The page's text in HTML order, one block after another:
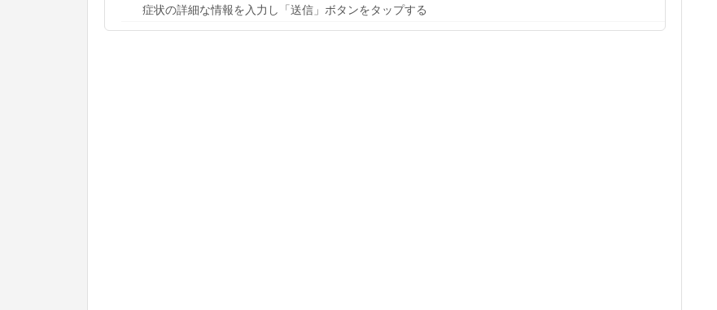
症状の詳細な情報を入力し「送信」ボタンをタップする